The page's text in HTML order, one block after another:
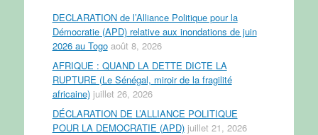
DECLARATION de l’Alliance Politique pour la
Démocratie (APD) relative aux inondations de juin
2026 au Togo août 8, 2026
AFRIQUE : QUAND LA DETTE DICTE LA
RUPTURE (Le Sénégal, miroir de la fragilité
africaine) juillet 26, 2026
DÉCLARATION DE L’ALLIANCE POLITIQUE
POUR LA DEMOCRATIE (APD) juillet 21, 2026